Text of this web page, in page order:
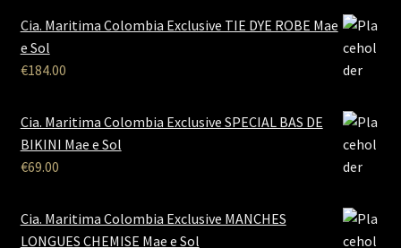
Cia. Maritima Colombia Exclusive TIE DYE ROBE Mae
e Sol
€184.00
Cia. Maritima Colombia Exclusive SPECIAL BAS DE
BIKINI Mae e Sol
€69.00
Cia. Maritima Colombia Exclusive MANCHES
LONGUES CHEMISE Mae e Sol